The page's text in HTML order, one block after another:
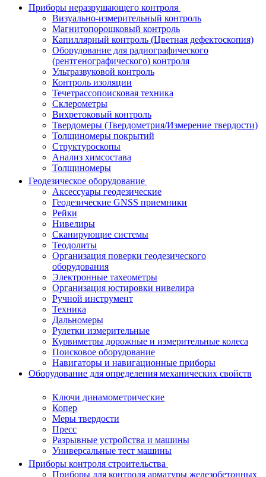
Приборы неразрушающего контроля
Визуально-измерительный контроль
Магнитопорошковый контроль
Капиллярный контроль (Цветная дефектоскопия)
Оборудование для радиографического
(рентгенографического) контроля
Ультразвуковой контроль
Контроль изоляции
Течетрассопоисковая техника
Склерометры
Вихретоковый контроль
Твердомеры (Твердометрия/Измерение твердости)
Толщиномеры покрытий
Структуроскопы
Анализ химсостава
Толщиномеры
Геодезическое оборудование
Аксессуары геодезические
Геодезические GNSS приемники
Рейки
Нивелиры
Сканирующие системы
Теодолиты
Организация поверки геодезического
оборудования
Электронные тахеометры
Организация юстировки нивелира
Ручной инструмент
Техника
Дальномеры
Рулетки измерительные
Курвиметры дорожные и измерительные колеса
Поисковое оборудование
Навигаторы и навигационные приборы
Оборудование для определения механических свойств
Ключи динамометрические
Копер
Меры твердости
Пресс
Разрывные устройства и машины
Универсальные тест машины
Приборы контроля строительства
Приборы для контроля арматуры железобетонных